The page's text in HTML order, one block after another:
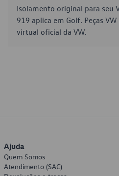
Isolamento original para seu
919 aplica em Golf. Peças
virtual oficial da VW.
Ajuda
Quem Somos
Atendimento (SAC)